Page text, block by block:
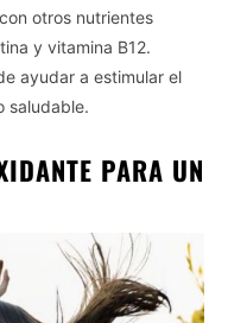
otros nutrientes
y vitamina B12.
ayudar a estimular el
saludable.
PARA UN